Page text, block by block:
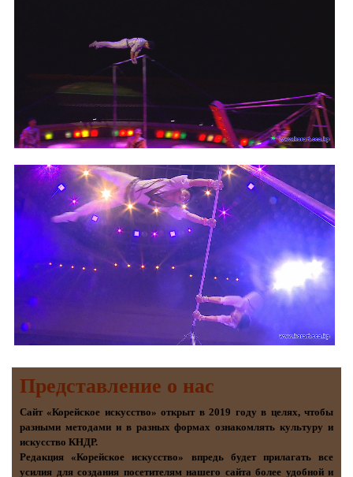
Представление о наc
Сайт «Корейское искусство» открыт в 2019 году в целях, чтобы
разными методами и в разных формах ознакомлять культуру и
искусство КНДР.
Редакция «Корейское искусство» впредь будет прилагать все
усилия для создания посетителям нашего сайта более удобной и